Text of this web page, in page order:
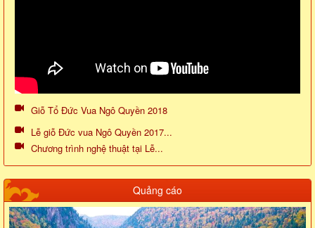
Giỗ Tổ Đức Vua Ngô Quyền 2018
Lễ giỗ Đức vua Ngô Quyền 2017...
Chương trình nghệ thuật tại Lễ...
Quảng cáo